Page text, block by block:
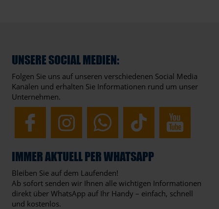
UNSERE SOCIAL MEDIEN:
Folgen Sie uns auf unseren verschiedenen Social Media
Kanälen und erhalten Sie Informationen rund um unser
Unternehmen.
IMMER AKTUELL PER WHATSAPP
Bleiben Sie auf dem Laufenden!
Ab sofort senden wir Ihnen alle wichtigen Informationen
direkt über WhatsApp auf Ihr Handy – einfach, schnell
und kostenlos.